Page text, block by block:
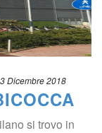
Dicembre 2018
si trovo in